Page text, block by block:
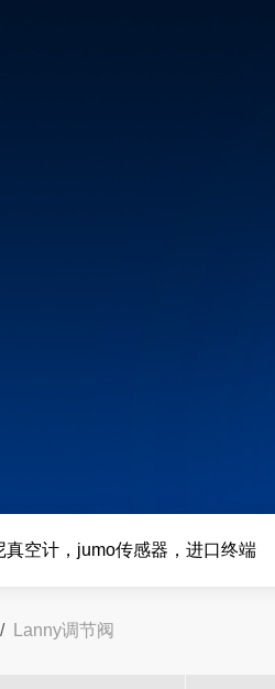
真空计，jumo传感器，进口终端
/ Lanny调节阀